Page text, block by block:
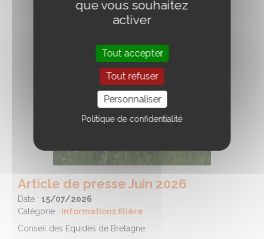
Article de presse Juin 2026
Date : 15/07/2026
Catégorie :
Informations filière
Conseil des Equidés de Bretagne
que vous souhaitez
activer
Tout accepter
Tout refuser
Personnaliser
Politique de confidentialité